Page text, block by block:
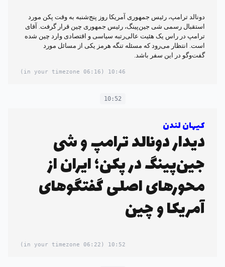
دونالد ترامپ، رئیس جمهوری آمریکا روز پنج‌شنبه به وقت پکن مورد
استقبال رسمی شی جین‌پینگ، رئیس جمهوری چین قرار گرفت. آقای
ترامپ در راس یک هئیت عالی‌رتبه سیاسی و اقتصادی وارد چین شده
است. انتظار می‌رود که مسئله تنگه هرمز یکی از مسائل مورد
گفت‌وگو در این سفر باشد.
10:46
(06:16 in your timezone)
10:52
کیهان لندن
دیدار دونالد ترامپ و شی
جین‌پینگ در پکن؛ ایران از
محورهای اصلی گفتگوهای
آمریکا و چین
10:52
(06:22 in your timezone)